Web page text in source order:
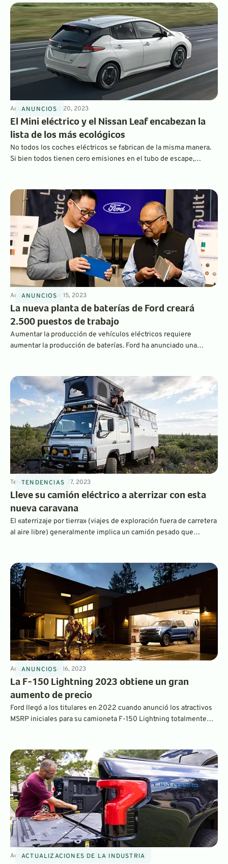
fuerte demanda. Algunos son ahora tan caros que no reúnen los
requisitos para recibir incentivos gubernamentales.
ANUNCIOS
Anuncios4minMar 20, 2023
El Mini eléctrico y el Nissan Leaf encabezan la
lista de los más ecológicos
No todos los coches eléctricos se fabrican de la misma manera.
Si bien todos tienen cero emisiones en el tubo de escape,
Estadounidense para una Economía Eficiente en Energía. Su
clasificación anual de los más ecológicos y los más malos es una
lectura interesante.
ANUNCIOS
Anuncios4minMar 15, 2023
La nueva planta de baterías de Ford creará
2.500 puestos de trabajo
Aumentar la producción de vehículos eléctricos requiere
aumentar la producción de baterías. Ford ha anunciado una
trabajo. Producirá celdas de batería para cientos de miles de
vehículos eléctricos.
TENDENCIAS
Tendencias4minFeb 27, 2023
Lleve su camión eléctrico a aterrizar con esta
nueva caravana
El «aterrizaje por tierra» (viajes de exploración fuera de carretera
al aire libre) generalmente implica un camión pesado que
emisiones. Una empresa con sede en Oregón está desarrollando
una nueva autocaravana deslizable específicamente para esas
camionetas.
ANUNCIOS
Anuncios3minJan 16, 2023
La F-150 Lightning 2023 obtiene un gran
aumento de precio
Ford llegó a los titulares en 2022 cuando anunció los atractivos
MSRP iniciales para su camioneta F-150 Lightning totalmente
Lightning 2023 sea considerablemente más cara. ¿Sigue
mereciendo la pena? Sigue leyendo para averiguarlo.
ACTUALIZACIONES DE LA INDUSTRIA
Actualizaciones de la industria min Oct 24, 2022